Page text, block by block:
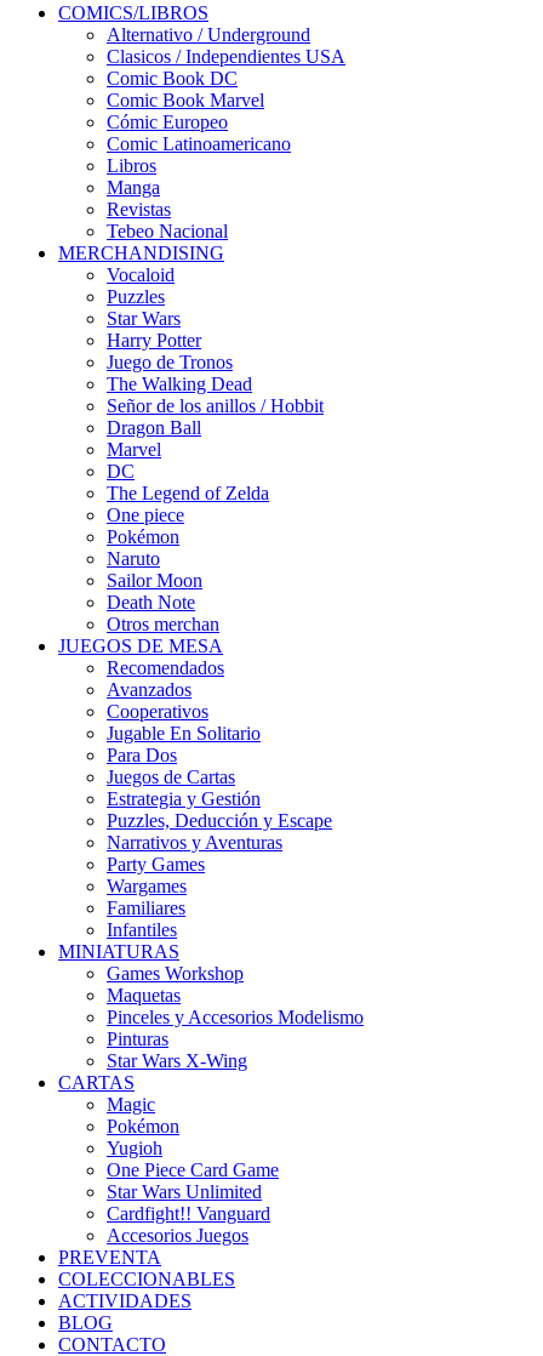
COMICS/LIBROS
Alternativo / Underground
Clasicos / Independientes USA
Comic Book DC
Comic Book Marvel
Cómic Europeo
Comic Latinoamericano
Libros
Manga
Revistas
Tebeo Nacional
MERCHANDISING
Vocaloid
Puzzles
Star Wars
Harry Potter
Juego de Tronos
The Walking Dead
Señor de los anillos / Hobbit
Dragon Ball
Marvel
DC
The Legend of Zelda
One piece
Pokémon
Naruto
Sailor Moon
Death Note
Otros merchan
JUEGOS DE MESA
Recomendados
Avanzados
Cooperativos
Jugable En Solitario
Para Dos
Juegos de Cartas
Estrategia y Gestión
Puzzles, Deducción y Escape
Narrativos y Aventuras
Party Games
Wargames
Familiares
Infantiles
MINIATURAS
Games Workshop
Maquetas
Pinceles y Accesorios Modelismo
Pinturas
Star Wars X-Wing
CARTAS
Magic
Pokémon
Yugioh
One Piece Card Game
Star Wars Unlimited
Cardfight!! Vanguard
Accesorios Juegos
PREVENTA
COLECCIONABLES
ACTIVIDADES
BLOG
CONTACTO